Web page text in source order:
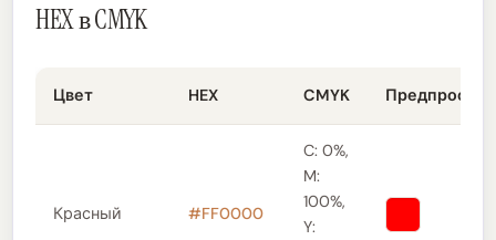
HEX в CMYK
Цвет HEX CMYK
Красный #FF0000
C: 0%,
M:
100%,
Y: